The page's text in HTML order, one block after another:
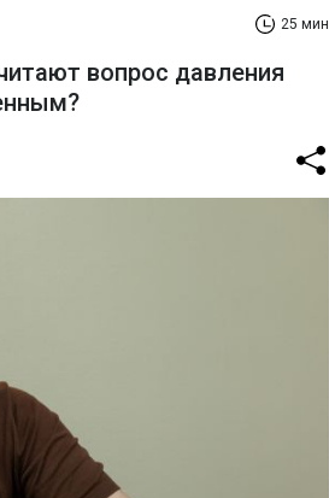
25 мин
вопрос давления